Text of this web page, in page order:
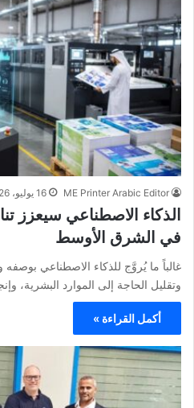
ME Printer Arabic Editor 16 يوليو، 2026
الذكاء الاصطناعي سيعزز
في الشرق الأوسط
غالباً ما يُروَّج للذكاء الاصطناعي
وتقليل الحاجة إلى الموارد البشرية،
أكمل القراءة »